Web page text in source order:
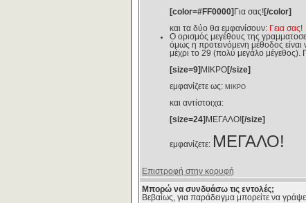
[color=#FF0000] Για σας![/color]
και τα δύο θα εμφανίσουν: Γεια σας!
Ο ορισμός μεγέθους της
όμως η προτεινόμενη μέθοδος είναι
μέχρι το 29 (πολύ μεγάλο μέγεθος).
[size=9] ΜΙΚΡΟ[/size]
εμφανίζετε ως: ΜΙΚΡΟ
και αντίστοιχα:
[size=24] ΜΕΓΑΛΟ![/size]
εμφανίζετε: ΜΕΓΑΛΟ!
Επιστροφή στην κορυφή
Μπορώ να συνδυάσω τις εντολές;
Βεβαίως, για παράδειγμα μπορείτε να